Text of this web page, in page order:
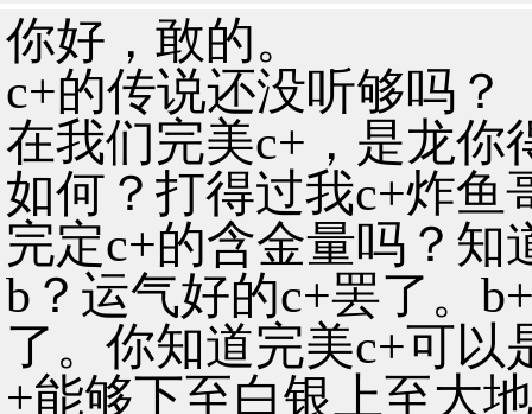
你好，敢的。
c+的传说还没听够吗？
在我们完美c+，是龙你
如何？打得过我c+炸鱼
完定c+的含金量吗？知
b？运气好的c+罢了。
了。你知道完美c+可以
+能够下至白银上至大